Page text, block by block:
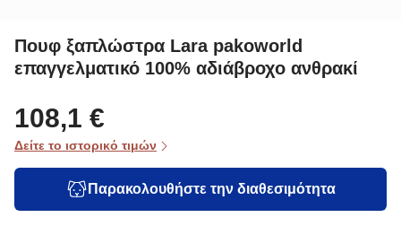
Πουφ ξαπλώστρα Lara pakoworld
επαγγελματικό 100% αδιάβροχο ανθρακί
108,1 €
Δείτε το ιστορικό τιμών
Παρακολουθήστε την διαθεσιμότητα